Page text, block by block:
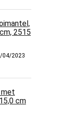
2515
04/2023
cm